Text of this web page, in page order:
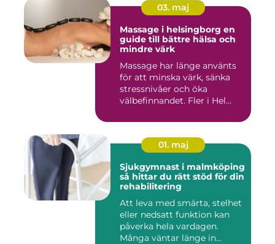
03. maj
Massage i helsingborg en
guide till bättre hälsa och
mindre värk
Massage har länge använts
för att minska värk, sänka
stressnivåer och öka
välbefinnandet. Fler i Hel...
01. maj
Sjukgymnast i malmköping
så hittar du rätt stöd för din
rehabilitering
Att leva med smärta, stelhet
eller nedsatt funktion kan
påverka hela vardagen.
Många väntar länge in...